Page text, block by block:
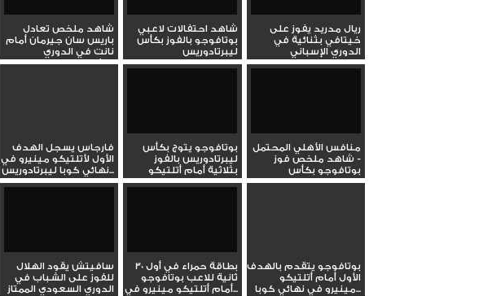
ريال مدريد يفوز على
خيتافي بثنائية في
الدوري الإسباني
شاهد احتفالات لاعبي
بوتافوجو بالفوز بكأس
ليبرتادوريس
شاهد ملخص تعادل
باريس سان جيرمان أمام
نانت في الدوري
الفرنسي...
منافس الأهلي المحتمل
- شاهد ملخص فوز
بوتافوجو بكأس
ليبرتادوريس...
بوتافوجو يتوج بكأس
ليبرتادوريس بالفوز
بثلاثية أمام أتلتيكو
مينيرو
فارجاس يسجل الهدف
الأول لأتلتيكو مينيرو في
نهائي كوبا ليبرتادوريس...
بوتافوجو يتقدم بالهدف
الأول أمام أتلتيكو
مينيرو في نهائي كوبا...
بطاقة حمراء في أول 30
ثانية للاعب بوتافوجو
أمام أتلتيكو مينيرو في...
سافيتش يقود الهلال
للفوز على الشباب في
الدوري السعودي الممتاز